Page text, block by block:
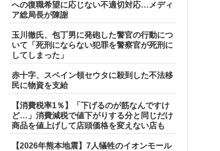
への復職希望に応じない不適切対応…メディ
ア総局長が陳謝
玉川徹氏、包丁男に発砲した警官の行動につ
いて「死刑にならない犯罪を警察官が死刑に
してしまった」
赤十字、スペイン領セウタに殺到した不法移
民に物資を支給
【消費税率1％】「下げるのが筋なんですけ
ど…」消費減税で値下がりする分と同じだけ
商品を値上げして店頭価格を変えない店も
【2026年熊本地震】7人犠牲のイオンモール